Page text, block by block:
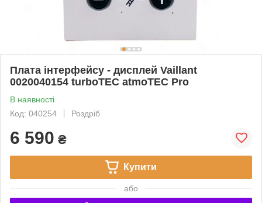
Плата інтерфейсу - дисплей Vaillant
0020040154 turboTEC atmoTEC Pro
В наявності
Код: 040254
Роздріб
6 590 ₴
Купити
або